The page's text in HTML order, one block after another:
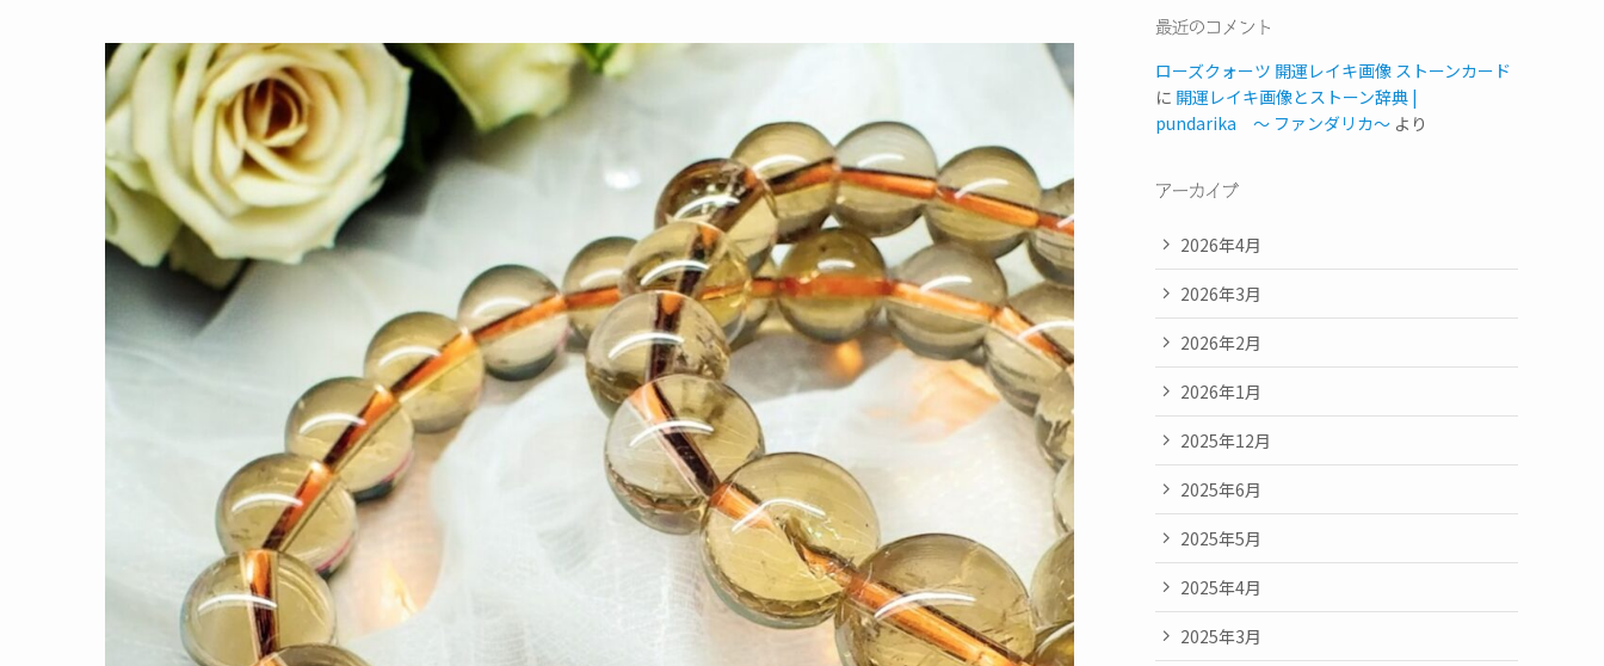
最近のコメント
ローズクォーツ 開運レイキ画像 ストーンカード
に 開運レイキ画像とストーン辞典 |
pundarika 〜 ファンダリカ〜 より
アーカイブ
2026年4月
2026年3月
2026年2月
2026年1月
2025年12月
2025年6月
2025年5月
2025年4月
2025年3月